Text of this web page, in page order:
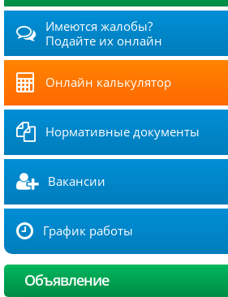
Имеются жалобы?
Подайте их онлайн
Онлайн калькулятор
Нормативные документы
Вакансии
График работы
Объявление